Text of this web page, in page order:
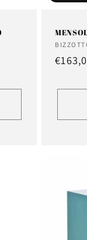
listino